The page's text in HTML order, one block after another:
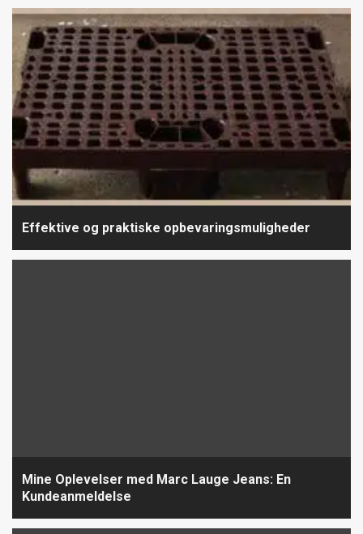
Effektive og praktiske opbevaringsmuligheder
Mine Oplevelser med Marc Lauge Jeans: En
Kundeanmeldelse